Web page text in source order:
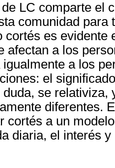
LC comparte el
comunidad para
cortés es evidente
afectan a los
a los
el
duda, se
diferentes.
cortés a un
diaria, el interés